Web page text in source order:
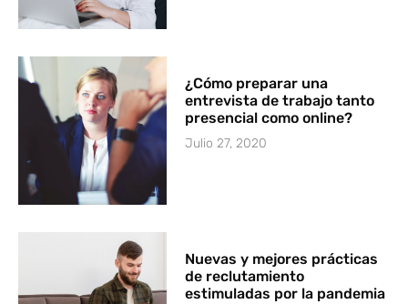
¿Cómo preparar una
entrevista de trabajo tanto
presencial como online?
Julio 27, 2020
Nuevas y mejores prácticas
de reclutamiento
estimuladas por la pandemia